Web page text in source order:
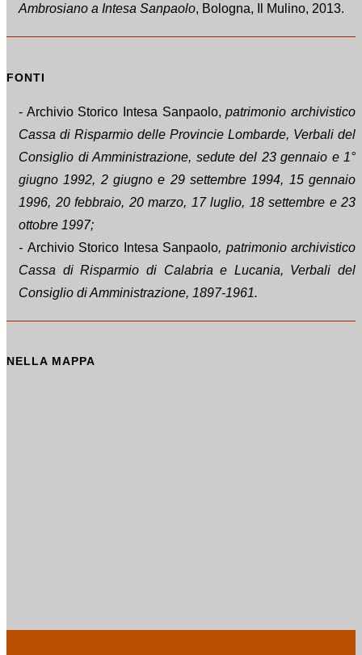
Ambrosiano a Intesa Sanpaolo, Bologna, Il Mulino, 2013.
FONTI
- Archivio Storico Intesa Sanpaolo,patrimonio archivistico
Cassa di Risparmio delle Provincie Lombarde, Verbali del
Consiglio di Amministrazione, sedute del 23 gennaio e 1°
giugno 1992, 2 giugno e 29 settembre 1994, 15 gennaio
1996, 20 febbraio, 20 marzo, 17 luglio, 18 settembre e 23
ottobre 1997;
- Archivio Storico Intesa Sanpaolo, patrimonio archivistico
Cassa di Risparmio di Calabria e Lucania, Verbali del
Consiglio di Amministrazione, 1897-1961.
NELLA MAPPA